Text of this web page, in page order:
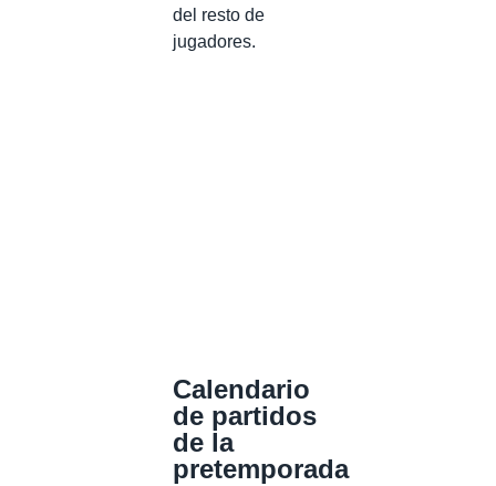
del resto de
jugadores.
Calendario
de partidos
de la
pretemporada